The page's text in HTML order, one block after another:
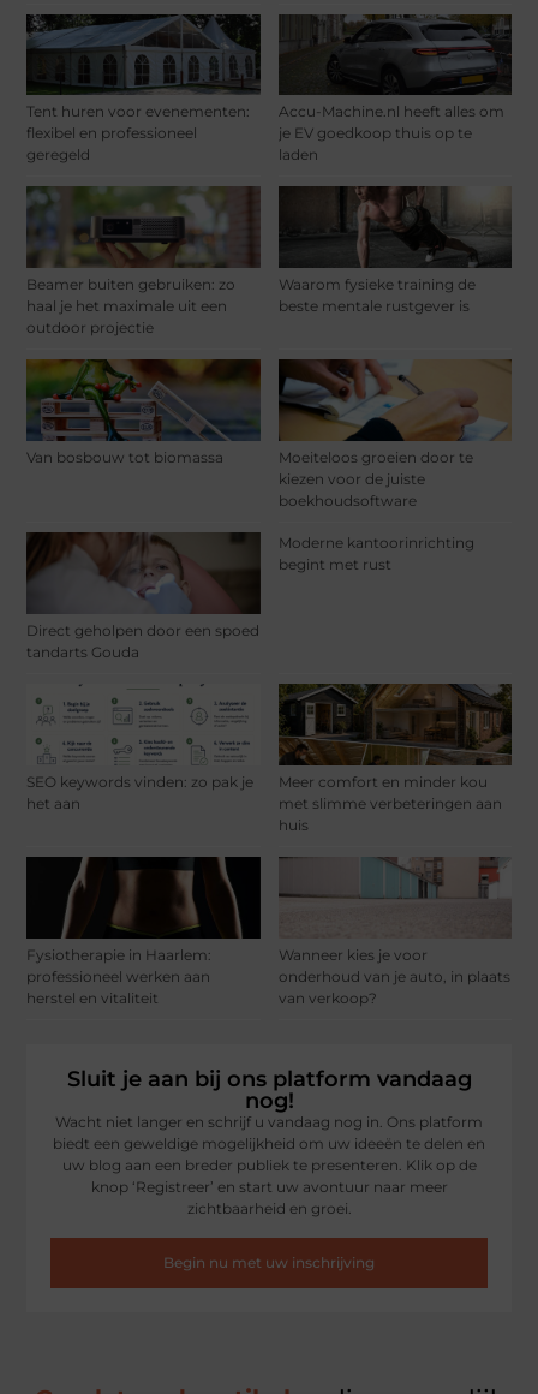
Tent huren voor evenementen:
flexibel en professioneel
geregeld
Accu-Machine.nl heeft alles om
je EV goedkoop thuis op te
laden
Beamer buiten gebruiken: zo
haal je het maximale uit een
outdoor projectie
Waarom fysieke training de
beste mentale rustgever is
Van bosbouw tot biomassa
Moeiteloos groeien door te
kiezen voor de juiste
boekhoudsoftware
Direct geholpen door een spoed
tandarts Gouda
Moderne kantoorinrichting
begint met rust
SEO keywords vinden: zo pak je
het aan
Meer comfort en minder kou
met slimme verbeteringen aan
huis
Fysiotherapie in Haarlem:
professioneel werken aan
herstel en vitaliteit
Wanneer kies je voor
onderhoud van je auto, in plaats
van verkoop?
Sluit je aan bij ons platform vandaag
nog!
Wacht niet langer en schrijf u vandaag nog in. Ons platform
biedt een geweldige mogelijkheid om uw ideeën te delen en
uw blog aan een breder publiek te presenteren. Klik op de
knop ‘Registreer’ en start uw avontuur naar meer
zichtbaarheid en groei.
Begin nu met uw inschrijving